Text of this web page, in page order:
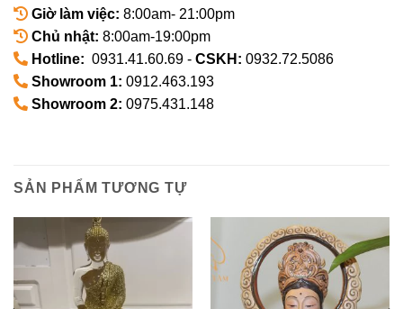
Giờ làm việc: 8:00am- 21:00pm
Chủ nhật: 8:00am-19:00pm
Hotline: 0931.41.60.69 - CSKH: 0932.72.5086
Showroom 1: 0912.463.193
Showroom 2: 0975.431.148
SẢN PHẨM TƯƠNG TỰ